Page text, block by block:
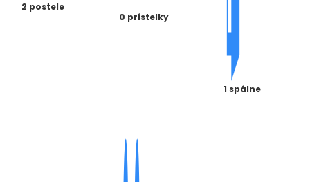
2 postele
0 prístelky
1 spálne